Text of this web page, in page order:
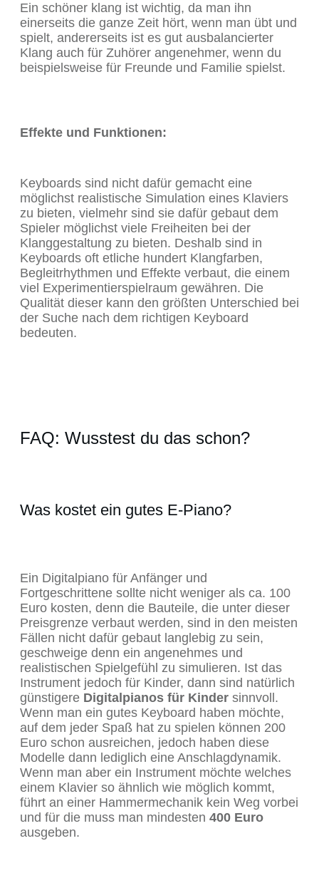
Ein schöner klang ist wichtig, da man ihn
einerseits die ganze Zeit hört, wenn man übt und
spielt, andererseits ist es gut ausbalancierter
Klang auch für Zuhörer angenehmer, wenn du
beispielsweise für Freunde und Familie spielst.
Effekte und Funktionen:
Keyboards sind nicht dafür gemacht eine
möglichst realistische Simulation eines Klaviers
zu bieten, vielmehr sind sie dafür gebaut dem
Spieler möglichst viele Freiheiten bei der
Klanggestaltung zu bieten. Deshalb sind in
Keyboards oft etliche hundert Klangfarben,
Begleitrhythmen und Effekte verbaut, die einem
viel Experimentierspielraum gewähren. Die
Qualität dieser kann den größten Unterschied bei
der Suche nach dem richtigen Keyboard
bedeuten.
FAQ: Wusstest du das schon?
Was kostet ein gutes E-Piano?
Ein Digitalpiano für Anfänger und
Fortgeschrittene sollte nicht weniger als ca. 100
Euro kosten, denn die Bauteile, die unter dieser
Preisgrenze verbaut werden, sind in den meisten
Fällen nicht dafür gebaut langlebig zu sein,
geschweige denn ein angenehmes und
realistischen Spielgefühl zu simulieren. Ist das
Instrument jedoch für Kinder, dann sind natürlich
günstigere Digitalpianos für Kinder sinnvoll.
Wenn man ein gutes Keyboard haben möchte,
auf dem jeder Spaß hat zu spielen können 200
Euro schon ausreichen, jedoch haben diese
Modelle dann lediglich eine Anschlagdynamik.
Wenn man aber ein Instrument möchte welches
einem Klavier so ähnlich wie möglich kommt,
führt an einer Hammermechanik kein Weg vorbei
und für die muss man mindesten 400 Euro
ausgeben.